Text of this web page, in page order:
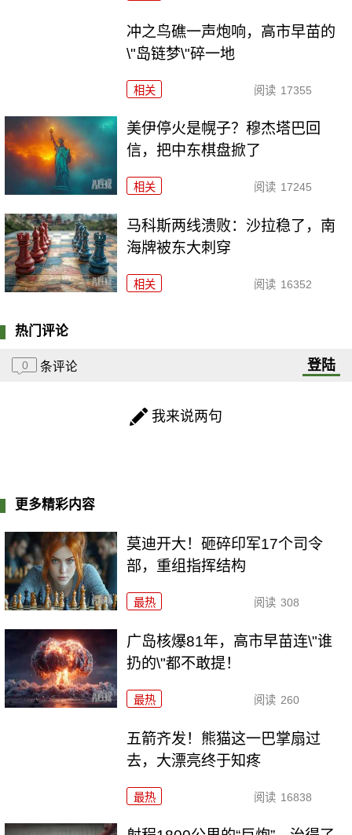
冲之鸟礁一声炮响，高市早苗的
\"岛链梦\"碎一地
相关 阅读 17355
美伊停火是幌子？穆杰塔巴回
信，把中东棋盘掀了
相关 阅读 17245
马科斯两线溃败：沙拉稳了，南
海牌被东大刺穿
相关 阅读 16352
热门评论
0 条评论 登陆
我来说两句
更多精彩内容
莫迪开大！砸碎印军17个司令
部，重组指挥结构
最热 阅读 308
广岛核爆81年，高市早苗连\"谁
扔的\"都不敢提！
最热 阅读 260
五箭齐发！熊猫这一巴掌扇过
去，大漂亮终于知疼
最热 阅读 16838